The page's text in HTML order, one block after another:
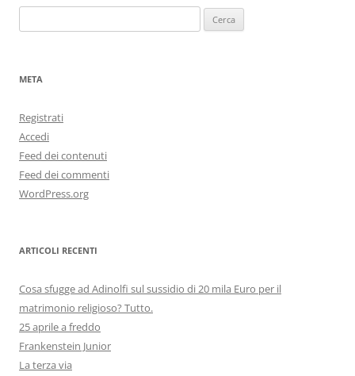
per:
META
Registrati
Accedi
Feed dei contenuti
Feed dei commenti
WordPress.org
ARTICOLI RECENTI
Cosa sfugge ad Adinolfi sul sussidio di 20 mila Euro per il
matrimonio religioso? Tutto.
25 aprile a freddo
Frankenstein Junior
La terza via